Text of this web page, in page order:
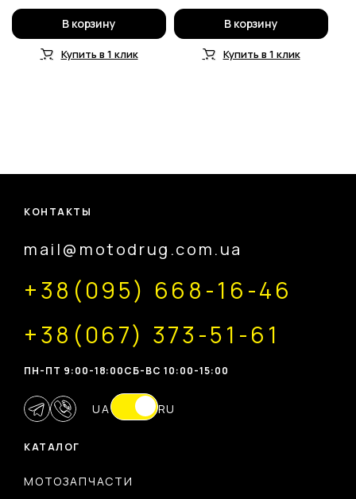
В корзину
Купить в 1 клик
В корзину
Купить в 1 клик
КАТАЛОГ
МОТОЗАПЧАСТИ
КОНТАКТЫ
mail@motodrug.com.ua
+38(095) 668-16-46
+38(067) 373-51-61
ПН-ПТ 9:00-18:00CБ-ВС 10:00-15:00
UA RU